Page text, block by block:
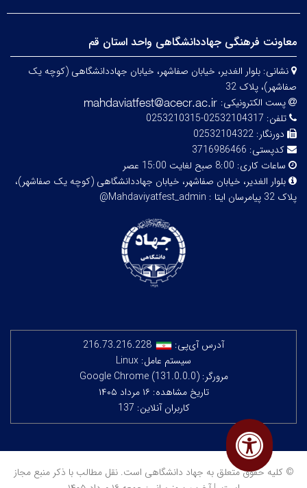
معاونت فرهنگی جهاددانشگاهی واحد استان قم
نشانی: بلوار الغدیر، خیابان صفاشهر، خیابان جهاددانشگاهی (کوچه یک
صفاشهر)، پلاک 32
پست الکترونیکی:
تلفن: 02532104317-0253210315
دورنگار: 02532104322
کدپستی: 3716986466
ساعات کاری: 8:00 صبح لغایت 15:00 عصر
بلوار الغدیر، خیابان صفاشهر، خیابان جهاددانشگاهی (کوچه یک صفاشهر)،
پلاک 32
پیامرسان ایتا : Mahdaviyatfest_admin@
آدرس آی‌پی:
216.73.216.228
سیستم عامل: Linux
مرورگر: Google Chrome (131.0.0.0)
تاریخ مشاهده: ۱۶ مرداد ۱۴۰۵
کاربران آنلاین: 137
© کلیه حقوق متعلق به جهاد دانشگاهی است. نقل مطالب با ذکر منبع مجاز